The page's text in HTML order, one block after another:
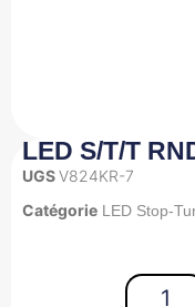
LED S/T/T
UGSV824KR-7
Catégorie LED Stop-